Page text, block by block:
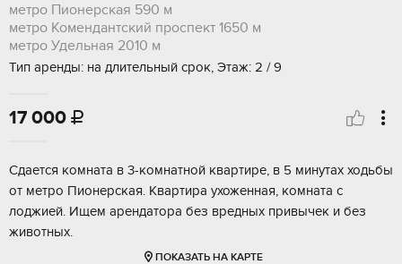
метро Пионерская 590 м
метро Комендантский проспект 1650 м
метро Удельная 2010 м
Тип аренды: на длительный срок, Этаж: 2 / 9
17 000 
Сдается комната в 3-комнатной квартире, в 5 минутах ходьбы
от метро Пионерская. Квартира ухоженная, комната с
лоджией. Ищем арендатора без вредных привычек и без
животных.
ПОКАЗАТЬ НА КАРТЕ